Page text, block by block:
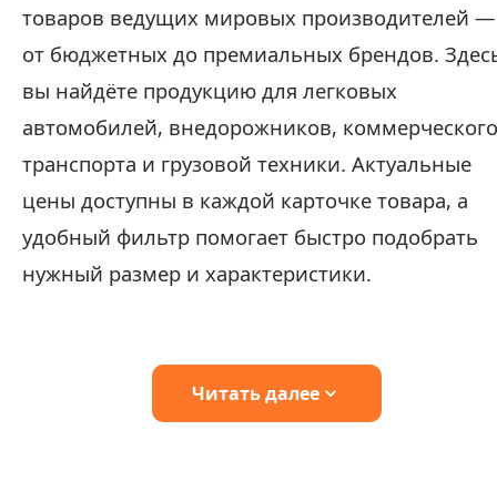
товаров ведущих мировых производителей —
от бюджетных до премиальных брендов.
вы найдёте продукцию для легковых
автомобилей, внедорожников, коммерческого
транспорта и грузовой техники. Актуальные
цены доступны в каждой карточке товара, а
удобный фильтр помогает быстро подобрать
нужный размер и характеристики.